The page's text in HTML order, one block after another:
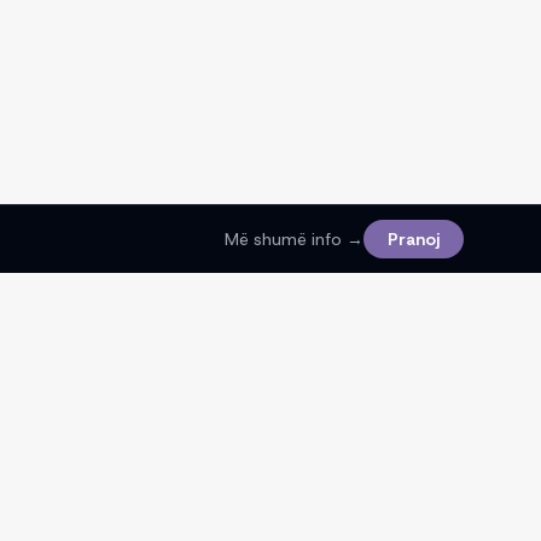
Më shumë info → Pranoj